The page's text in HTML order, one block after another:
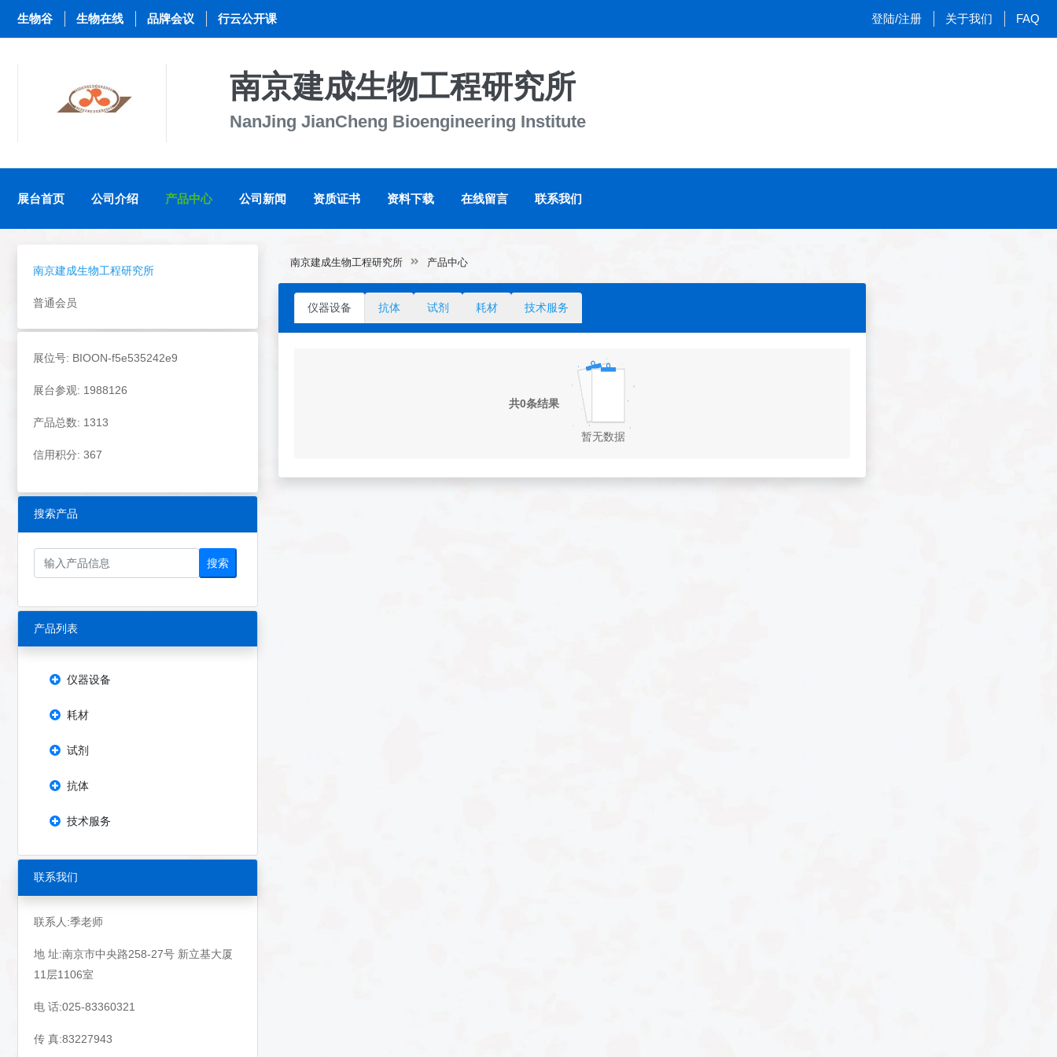
生物谷 生物在线 品牌会议 行云公开课 登陆/注册 关于我们 FAQ
南京建成生物工程研究所
NanJing JianCheng Bioengineering Institute
展台首页 公司介绍 产品中心 公司新闻 资质证书 资料下载 在线留言 联系我们
南京建成生物工程研究所
普通会员
展位号: BIOON-f5e535242e9
展台参观: 1988126
产品总数: 1313
信用积分: 367
搜索产品
搜索
产品列表
仪器设备
耗材
试剂
抗体
技术服务
联系我们
联系人:季老师
地 址:南京市中央路258-27号 新立基大厦
11层1106室
电 话:025-83360321
传 真:83227943
南京建成生物工程研究所 产品中心
仪器设备 抗体 试剂 耗材 技术服务
共0条结果
暂无数据